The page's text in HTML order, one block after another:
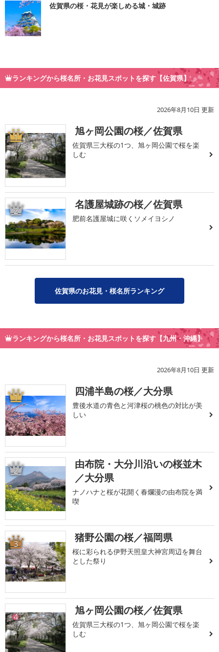
佐賀県の桜・花見が楽しめる城・城跡
ランキングから桜名所・お花見スポットを探す【佐賀県】
2026年8月10日 更新
1 旭ヶ岡公園の桜／佐賀県
佐賀県三大桜の1つ、旭ヶ岡公園で桜を楽
しむ
2 名護屋城跡の桜／佐賀県
肥前名護屋城に咲くソメイヨシノ
佐賀県のお花見・桜名所ランキング
ランキングから桜名所・お花見スポットを探す【九州・沖縄】
2026年8月10日 更新
1 四浦半島の桜／大分県
豊後水道の青色と河津桜の桃色の対比が美
しい
2
由布院・大分川沿いの桜並木
／大分県
ナノハナと桜が花開く春爛漫の由布院を満
喫
3 猪野公園の桜／福岡県
桜に彩られる伊野天照皇大神宮周辺を舞台
とした祭り
4 旭ヶ岡公園の桜／佐賀県
佐賀県三大桜の1つ、旭ヶ岡公園で桜を楽
しむ